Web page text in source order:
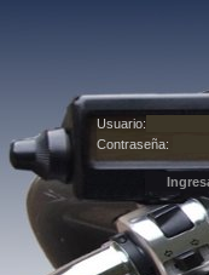
Usuario:
Contraseña: